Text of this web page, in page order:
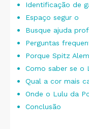
Identificação de
Espaço segur o
Busque ajuda
Perguntas
Porque Spitz
Como saber se o
Qual a cor mais
Onde o Lulu da
Conclusão